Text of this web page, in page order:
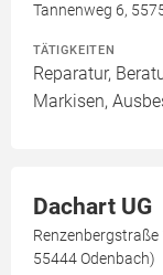
Tannenweg 6,
TÄTIGKEITEN
Reparatur,
Markisen,
Dachart UG
55444 Odenbach)